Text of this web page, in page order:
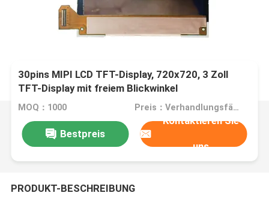
30pins MIPI LCD TFT-Display, 720x720, 3 Zoll
TFT-Display mit freiem Blickwinkel
MOQ：1000 Preis：Verhandlungsfähig
Bestpreis
Kontaktieren Sie
uns
PRODUKT-BESCHREIBUNG